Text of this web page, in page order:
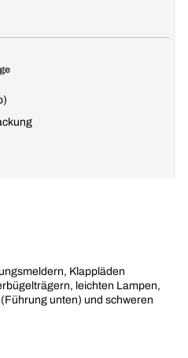
Klappläden
leichten Lampen,
unten) und schweren